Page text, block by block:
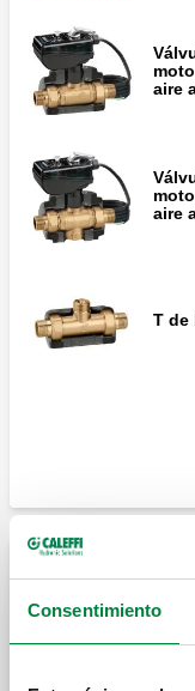
Consentimiento
aire
aire
T de
Válvulas de
caudales elevados